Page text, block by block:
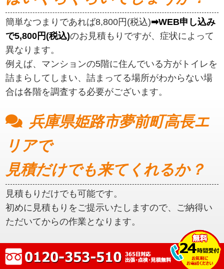
簡単なつまりであれば8,800円(税込)➡WEB申し込み
で5,800円(税込)のお見積もりですが、症状によって
異なります。
例えば、マンションの5階に住んでいる方がトイレを
詰まらしてしまい、詰まってる場所がわからない場
合は各階を調査する必要がございます。
兵庫県姫路市夢前町高長エ
リアで
見積だけでも来てくれるか？
見積もりだけでも可能です。
初めに見積もりをご提示いたしますので、ご納得い
ただいてからの作業となります。
兵庫県姫路市夢前町高長エ